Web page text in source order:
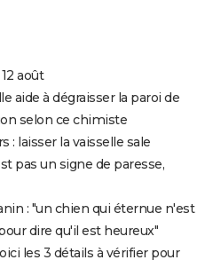
août
aide à dégraisser la paroi de
selon ce chimiste
: laisser la vaisselle sale
pas un signe de paresse,
: "un chien qui éternue n'est
dire qu'il est heureux"
les 3 détails à vérifier pour